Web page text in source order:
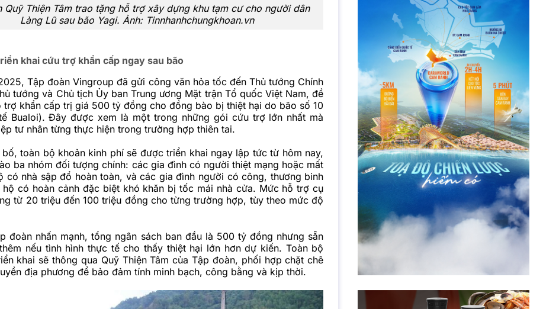
Quỹ Thiện Tâm trao tặng hỗ trợ xây dựng khu tạm cư cho người dân
Làng Lũ sau bão Yagi. Ảnh: Tinnhanhchungkhoan.vn
khai cứu trợ khẩn cấp ngay sau bão
Tập đoàn Vingroup đã gửi công văn hỏa tốc đến Thủ tướng Chính
tướng và Chủ tịch Ủy ban Trung ương Mặt trận Tổ quốc Việt Nam, đề
trợ khẩn cấp trị giá 500 tỷ đồng cho đồng bào bị thiệt hại do bão số 10
Bualoi). Đây được xem là một trong những gói cứu trợ lớn nhất mà
tư nhân từng thực hiện trong trường hợp thiên tai.
toàn bộ khoản kinh phí sẽ được triển khai ngay lập tức từ hôm nay,
ba nhóm đối tượng chính: các gia đình có người thiệt mạng hoặc mất
có nhà sập đổ hoàn toàn, và các gia đình người có công, thương binh
hộ có hoàn cảnh đặc biệt khó khăn bị tốc mái nhà cửa. Mức hỗ trợ cụ
từ 20 triệu đến 100 triệu đồng cho từng trường hợp, tùy theo mức độ
đoàn nhấn mạnh, tổng ngân sách ban đầu là 500 tỷ đồng nhưng sẵn
nếu tình hình thực tế cho thấy thiệt hại lớn hơn dự kiến. Toàn bộ
khai sẽ thông qua Quỹ Thiện Tâm của Tập đoàn, phối hợp chặt chẽ
địa phương để bảo đảm tính minh bạch, công bằng và kịp thời.